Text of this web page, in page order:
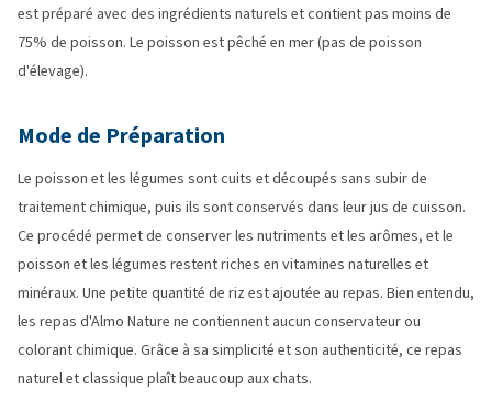
est préparé avec des ingrédients naturels et contient pas moins de
75% de poisson. Le poisson est pêché en mer (pas de poisson
d'élevage).
Mode de Préparation
Le poisson et les légumes sont cuits et découpés sans subir de
traitement chimique, puis ils sont conservés dans leur jus de cuisson.
Ce procédé permet de conserver les nutriments et les arômes, et le
poisson et les légumes restent riches en vitamines naturelles et
minéraux. Une petite quantité de riz est ajoutée au repas. Bien entendu,
les repas d'Almo Nature ne contiennent aucun conservateur ou
colorant chimique. Grâce à sa simplicité et son authenticité, ce repas
naturel et classique plaît beaucoup aux chats.